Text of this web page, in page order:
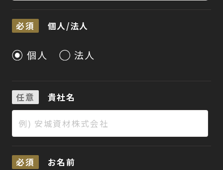
必須 個人/法人
個人 法人
任意 貴社名
必須 お名前